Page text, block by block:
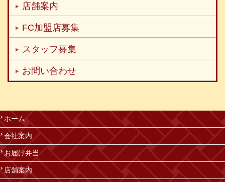
店舗案内
FC加盟店募集
スタッフ募集
お問い合わせ
ホーム
会社案内
お届け弁当
店舗案内